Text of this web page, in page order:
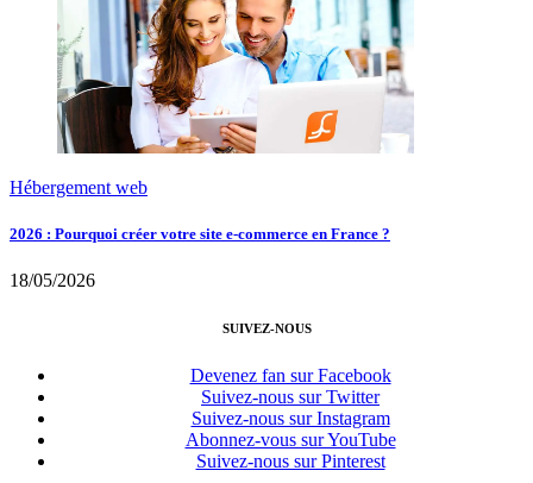
Hébergement web
2026 : Pourquoi créer votre site e-commerce en France ?
18/05/2026
SUIVEZ-NOUS
Devenez fan sur Facebook
Suivez-nous sur Twitter
Suivez-nous sur Instagram
Abonnez-vous sur YouTube
Suivez-nous sur Pinterest